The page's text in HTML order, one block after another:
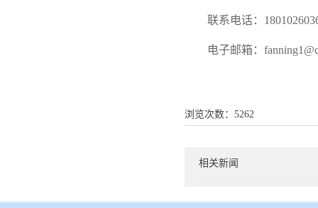
联系电话：
电子邮箱：
浏览次数： 5262
相关新闻